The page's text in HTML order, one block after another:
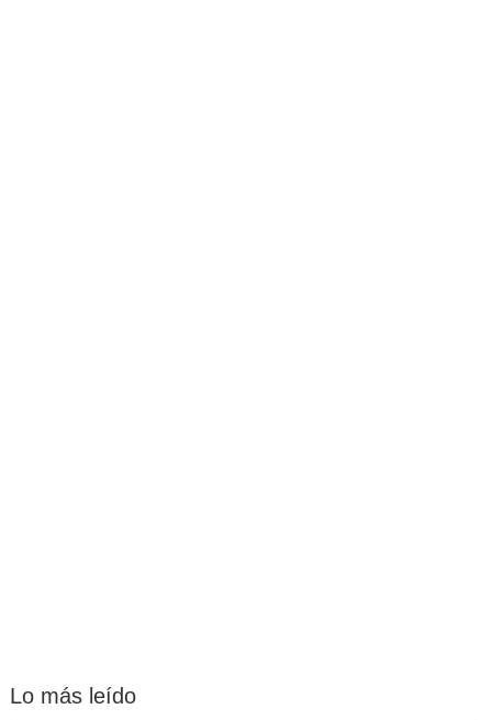
Lo más leído